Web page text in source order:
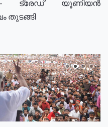
- ട്രേഡ് യൂണിയൻ
തുടങ്ങി